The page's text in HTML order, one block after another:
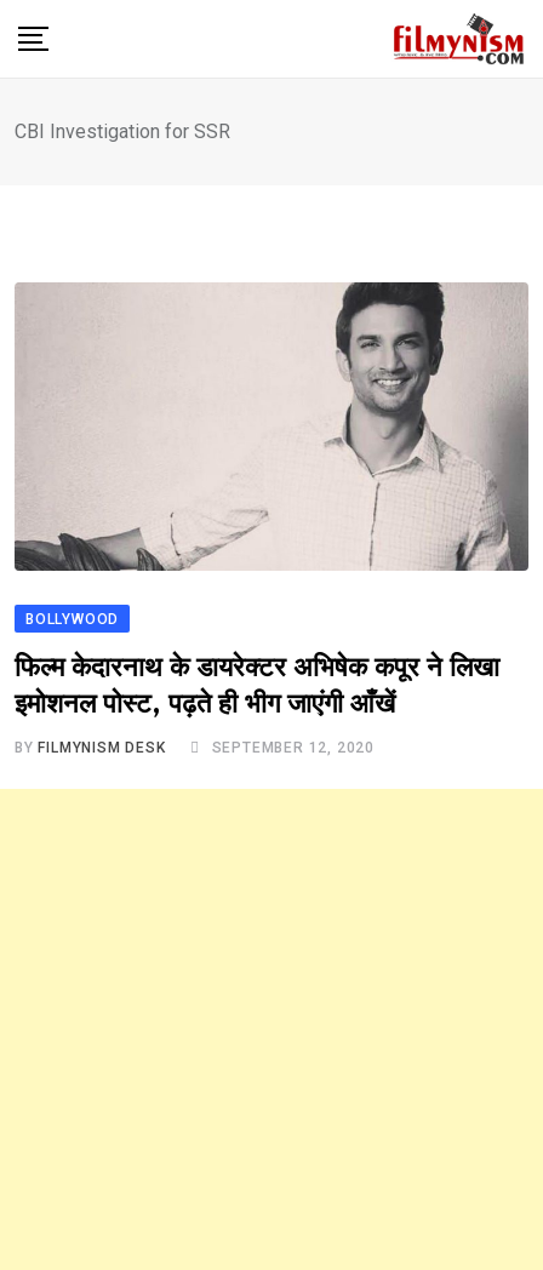
CBI Investigation for SSR
BOLLYWOOD
फिल्म केदारनाथ के डायरेक्टर अभिषेक कपूर ने लिखा
इमोशनल पोस्ट, पढ़ते ही भीग जाएंगी आँखें
BY FILMYNISM DESK SEPTEMBER 12, 2020